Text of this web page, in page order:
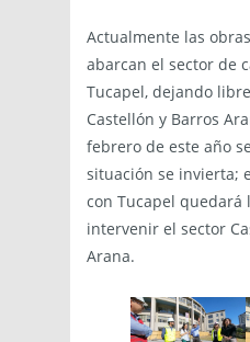
Actualmente las
abarcan el sector de
Tucapel, dejando
Castellón y Barros
febrero de este año
situación se invierta;
con Tucapel
intervenir el sector
Arana.